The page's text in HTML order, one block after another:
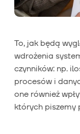
To, jak będą
wdrożenia
czynników: np.
procesów i
one również
których piszemy